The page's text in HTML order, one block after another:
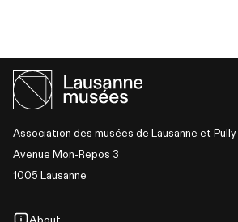
Association des musées de Lausanne et Pully
Avenue Mon-Repos 3
1005 Lausanne